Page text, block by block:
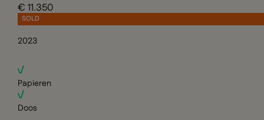
€ 11.350
SOLD
2023
Papieren
Doos